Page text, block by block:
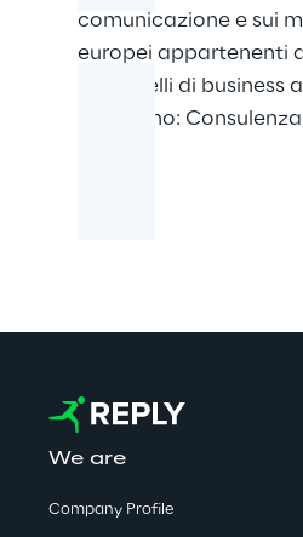
comunicazione e sui
europei appartenenti
di modelli di
includono:
We are
Company Profile